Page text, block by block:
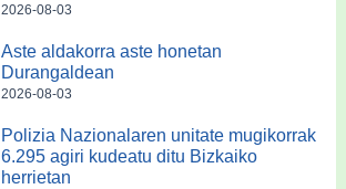
2026-08-03
Aste aldakorra aste honetan
Durangaldean
2026-08-03
Polizia Nazionalaren unitate mugikorrak
6.295 agiri kudeatu ditu Bizkaiko
herrietan